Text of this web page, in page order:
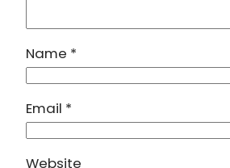
Name *
Email *
Website